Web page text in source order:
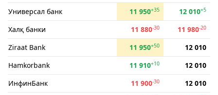
Универсал банк
11 950+35 12 010+5
Халқ банки 11 880-30 11 980-20
Ziraat Bank 11 950+50
12 010
Hamkorbank
11 910+10
12 010
ИнфинБанк
11 900-30
12 010